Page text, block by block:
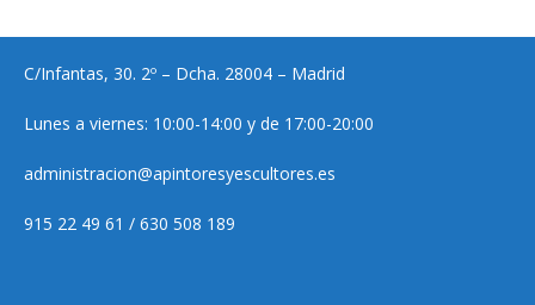
C/Infantas, 30. 2º – Dcha. 28004 – Madrid
Lunes a viernes: 10:00-14:00 y de 17:00-20:00
administracion@apintoresyescultores.es
915 22 49 61 / 630 508 189